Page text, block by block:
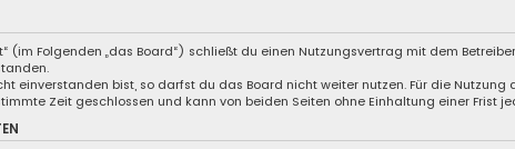
(im Folgenden „das Board“) schließt du einen Nutzungsvertrag mit dem
einverstanden bist, so darfst du das Board nicht weiter nutzen. Für die
Zeit geschlossen und kann von beiden Seiten ohne Einhaltung einer Frist